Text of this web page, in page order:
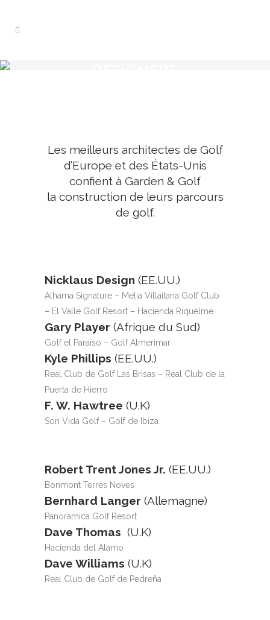
Les meilleurs architectes de Golf
d’Europe et des États-Unis
confient à Garden & Golf
la construction de leurs parcours
de golf.
Nicklaus Design (EE.UU.)
Alhama Signature – Melia Villaitana Golf Club
– El Valle Golf Resort – Hacienda Riquelme
Gary Player (Afrique du Sud)
Golf el Paraíso – Golf Almerimar
Kyle Phillips (EE.UU.)
Real Club de Golf Las Brisas – Real Club de la
Puerta de Hierro
F. W. Hawtree (U.K)
Son Vida Golf – Golf de Ibiza
Robert Trent Jones Jr. (EE.UU.)
Bonmont Terres Noves
Bernhard Langer (Allemagne)
Panorámica Golf Resort
Dave Thomas (U.K)
Hacienda del Alamo
Dave Williams (U.K)
Real Club de Golf de Pedreña